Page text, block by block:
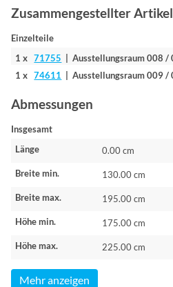
Zusammengestellter Artikel
Einzelteile
1 x71755 | Ausstellungsraum 008
1 x74611 | Ausstellungsraum 009 /
Abmessungen
Insgesamt
Länge
0.00 cm
Breite min. 130.00 cm
Breite max. 195.00 cm
Höhe min. 175.00 cm
Höhe max. 225.00 cm
Mehr anzeigen